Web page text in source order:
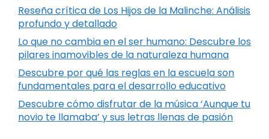
Reseña crítica de Los Hijos de la Malinche: Análisis
profundo y detallado
Lo que no cambia en el ser humano: Descubre los
pilares inamovibles de la naturaleza humana
Descubre por qué las reglas en la escuela son
fundamentales para el desarrollo educativo
Descubre cómo disfrutar de la música ‘Aunque tu
novio te llamaba’ y sus letras llenas de pasión